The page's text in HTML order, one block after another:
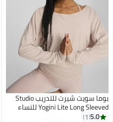
بوما سويت شيرت للتدريب Studio
Yogini Lite Long Sleeved للنساء
5.0
1